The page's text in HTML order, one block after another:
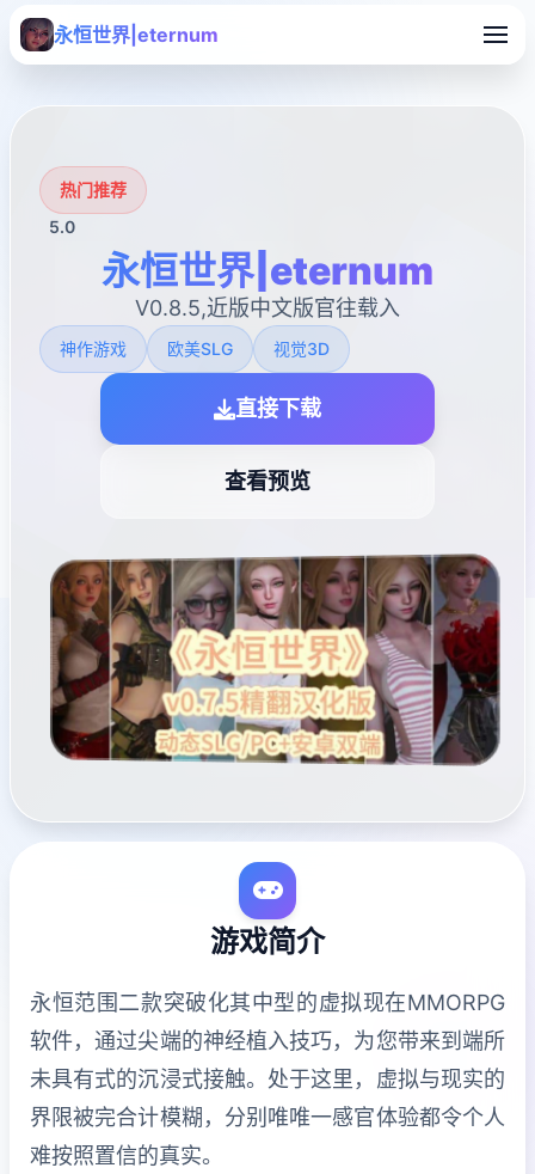
永恒世界|eternum
热门推荐
5.0
永恒世界|eternum
V0.8.5,近版中文版官往载入
神作游戏 欧美SLG 视觉3D
直接下载
查看预览
游戏简介
永恒范围二款突破化其中型的虚拟现在MMORPG
软件，通过尖端的神经植入技巧，为您带来到端所
未具有式的沉浸式接触。处于这里，虚拟与现实的
界限被完合计模糊，分别唯唯一感官体验都令个人
难按照置信的真实。